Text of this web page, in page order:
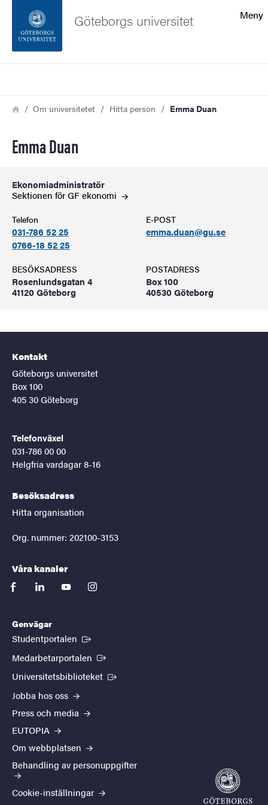
Sidfoten
Meny
Göteborgs universitet
Länkstig
HemOm universitetet Hitta person Emma Duan
Emma Duan
Ekonomiadministratör
Sektionen för GFekonomi
Telefon
031-786 52 25
0766-18 52 25
E-POST
emma.duan@gu.se
BESÖKSADRESS
Rosenlundsgatan 4
41120 Göteborg
POSTADRESS
Box 100
40530 Göteborg
Kontakt
Göteborgs universitet
Box 100
405 30 Göteborg
Telefonväxel
031-786 00 00
Helgfria vardagar 8-16
Besöksadress
Hitta organisation
Org. nummer: 202100-3153
Våra kanaler
facebooklinkedinyoutubeinstagram
Genvägar
Studentportalen (Extern länk)
Medarbetarportalen (Extern länk)
Universitetsbiblioteket (Extern länk)
Jobba hos oss
Press och media
EUTOPIA
Om webbplatsen
Behandling av personuppgifter
Cookie-inställningar